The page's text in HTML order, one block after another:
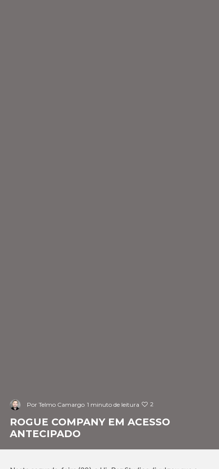
Por Telmo Camargo 1 minuto de leitura 2
ROGUE COMPANY EM ACESSO
ANTECIPADO